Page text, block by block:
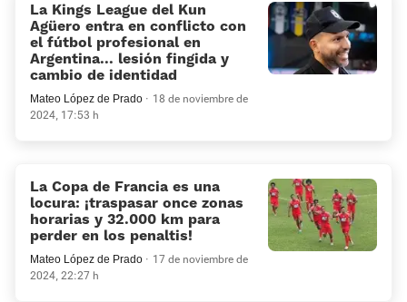
La Kings League del Kun
Agüero entra en conflicto con
el fútbol profesional en
Argentina... lesión fingida y
cambio de identidad
Mateo López de Prado
18 de noviembre de
2024, 17:53 h
La Copa de Francia es una
locura: ¡traspasar once zonas
horarias y 32.000 km para
perder en los penaltis!
Mateo López de Prado
17 de noviembre de
2024, 22:27 h